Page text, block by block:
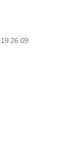
26 09